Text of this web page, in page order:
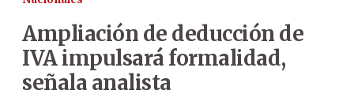
Ampliación de deducción de
IVA impulsará formalidad,
señala analista